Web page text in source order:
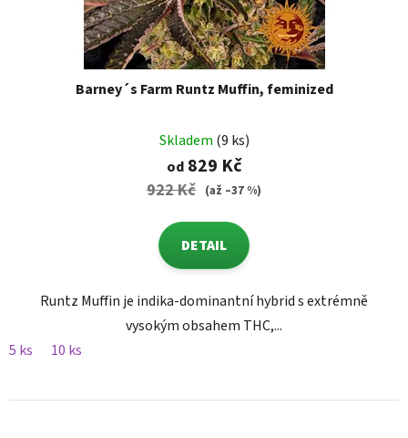
Barney´s Farm Runtz Muffin, feminized
Skladem (9 ks)
od829 Kč
922 Kč (až –37 %)
DETAIL
Runtz Muffin je indika-dominantní hybrid s extrémně
vysokým obsahem THC,...
5 ks
10 ks